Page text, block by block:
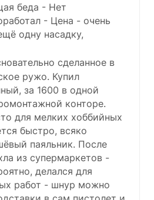
беда - Нет
- Цена - очень
одну насадку,
сделанное в
ружо. Купил
за 1600 в одной
конторе.
для мелких хоббийных
быстро, всяко
паяльник. После
из супермаркетов -
делался для
работ - шнур можно